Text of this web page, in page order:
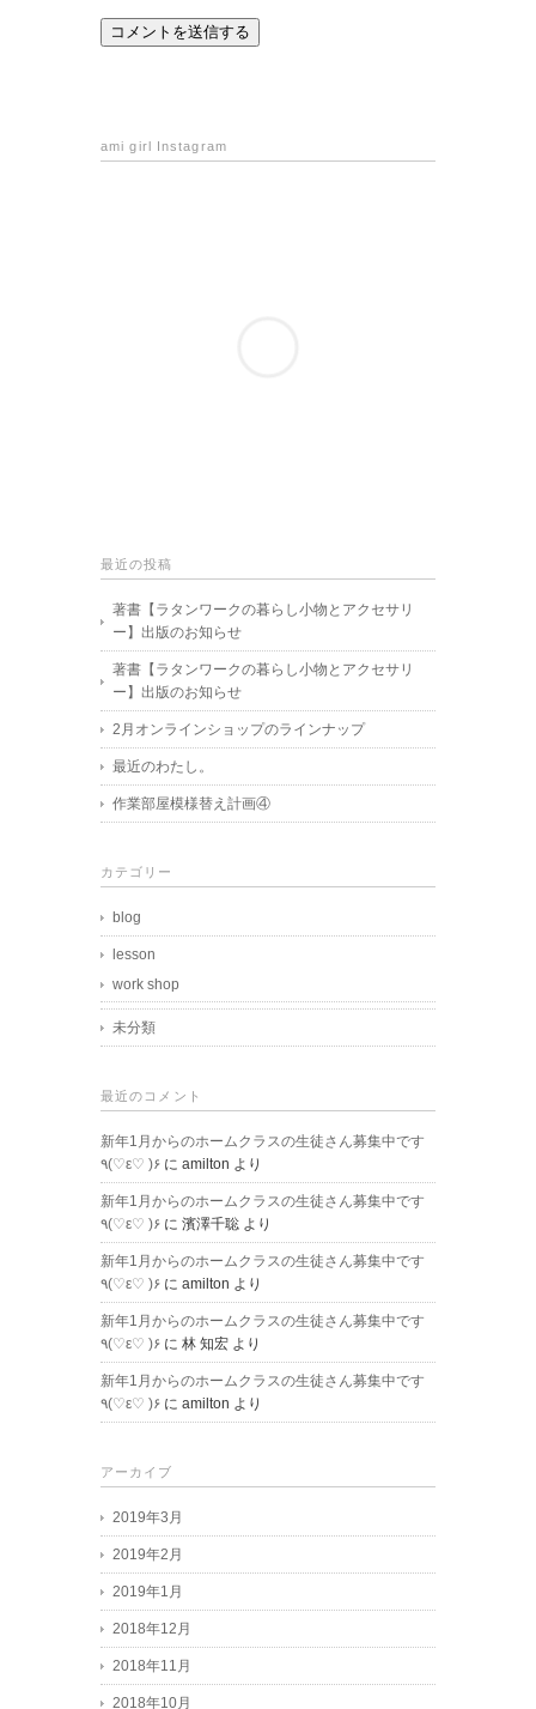
ami girl Instagram
最近の投稿
著書【ラタンワークの暮らし小物とアクセサリ
ー】出版のお知らせ
著書【ラタンワークの暮らし小物とアクセサリ
ー】出版のお知らせ
2月オンラインショップのラインナップ
最近のわたし。
作業部屋模様替え計画④
カテゴリー
blog
lesson
work shop
未分類
最近のコメント
新年1月からのホームクラスの生徒さん募集中です
٩(♡ε♡ )۶ に amilton より
新年1月からのホームクラスの生徒さん募集中です
٩(♡ε♡ )۶ に 濱澤千聡 より
新年1月からのホームクラスの生徒さん募集中です
٩(♡ε♡ )۶ に amilton より
新年1月からのホームクラスの生徒さん募集中です
٩(♡ε♡ )۶ に 林 知宏 より
新年1月からのホームクラスの生徒さん募集中です
٩(♡ε♡ )۶ に amilton より
アーカイブ
2019年3月
2019年2月
2019年1月
2018年12月
2018年11月
2018年10月